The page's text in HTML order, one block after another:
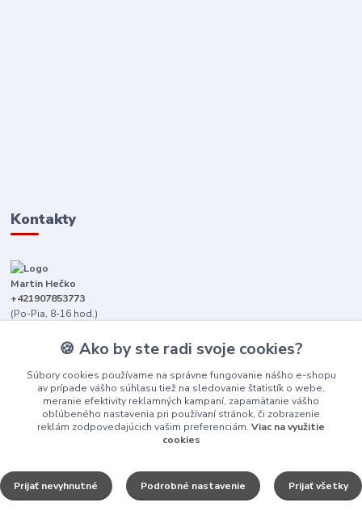
Kontakty
Martin Hečko
+421907853773
(Po-Pia, 8-16 hod.)
senica@dizajnkamen.sk
Dizajn Kameň © 2025
🍪 Ako by ste radi svoje cookies?
Súbory cookies používame na správne fungovanie nášho e-shopu
av prípade vášho súhlasu tiež na sledovanie štatistík o webe,
meranie efektivity reklamných kampaní, zapamätanie vášho
obľúbeného nastavenia pri používaní stránok, či zobrazenie
reklám zodpovedajúcich vašim preferenciám. Viac na využitie
cookies
Prijať nevyhnutné Podrobné nastavenie Prijať všetky